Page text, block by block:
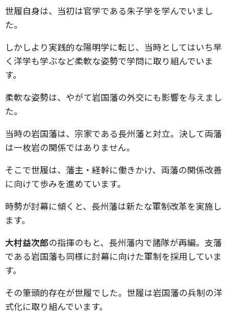
世履自身は、当初は官学である朱子学を学んでいまし
た。
しかしより実践的な陽明学に転じ、当時としてはいち早
く洋学も学ぶなど柔軟な姿勢で学問に取り組んでいま
す。
柔軟な姿勢は、やがて岩国藩の外交にも影響を与えまし
た。
当時の岩国藩は、宗家である長州藩と対立。決して両藩
は一枚岩の関係ではありません。
そこで世履は、藩主・経幹に働きかけ、両藩の関係改善
に向けて歩みを進めています。
時勢が討幕に傾くと、長州藩は新たな軍制改革を実施し
ます。
大村益次郎の指揮のもと、長州藩内で諸隊が再編。支藩
である岩国藩も同様に討幕に向けた軍制を採用していま
す。
その筆頭的存在が世履でした。世履は岩国藩の兵制の洋
式化に取り組んでいます。